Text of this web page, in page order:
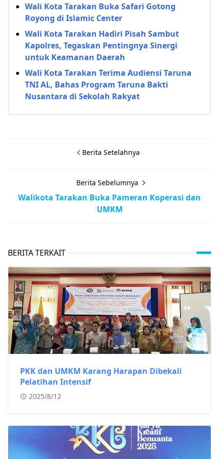
Wali Kota Tarakan Buka Safari Gotong
Royong di Islamic Center
Wali Kota Tarakan Hadiri Pisah Sambut
Kapolres, Tegaskan Pentingnya Sinergi
untuk Keamanan Daerah
Wali Kota Tarakan Terima Audiensi Taruna
TNI AL, Bahas Program Taruna Bakti
Nusantara di Sekolah Rakyat
Berita Setelahnya
Berita Sebelumnya
Walikota Tarakan Buka Pameran Koperasi dan
UMKM
BERITA TERKAIT
PKK dan UMKM Karang Harapan Dibekali
Pelatihan Intensif
2025/8/12